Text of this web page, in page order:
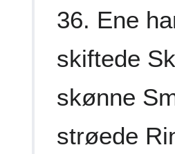
36. Ene
skiftede
skønne
strøede